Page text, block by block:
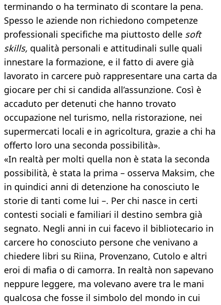
terminando o ha terminato di scontare la pena.
Spesso le aziende non richiedono competenze
professionali specifiche ma piuttosto delle soft
skills, qualità personali e attitudinali sulle quali
innestare la formazione, e il fatto di avere già
lavorato in carcere può rappresentare una carta da
giocare per chi si candida all’assunzione. Così è
accaduto per detenuti che hanno trovato
occupazione nel turismo, nella ristorazione, nei
supermercati locali e in agricoltura, grazie a chi ha
offerto loro una seconda possibilità».
«In realtà per molti quella non è stata la seconda
possibilità, è stata la prima – osserva Maksim, che
in quindici anni di detenzione ha conosciuto le
storie di tanti come lui –. Per chi nasce in certi
contesti sociali e familiari il destino sembra già
segnato. Negli anni in cui facevo il bibliotecario in
carcere ho conosciuto persone che venivano a
chiedere libri su Riina, Provenzano, Cutolo e altri
eroi di mafia o di camorra. In realtà non sapevano
neppure leggere, ma volevano avere tra le mani
qualcosa che fosse il simbolo del mondo in cui